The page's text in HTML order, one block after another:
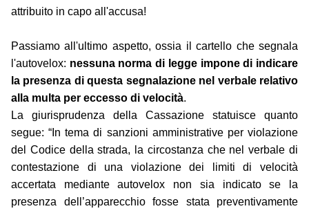
attribuito in capo all'accusa!
Passiamo all'ultimo aspetto, ossia il cartello che segnala
l'autovelox: nessuna norma di legge impone di indicare
la presenza di questa segnalazione nel verbale relativo
alla multa per eccesso di velocità.
La giurisprudenza della Cassazione statuisce quanto
segue: “In tema di sanzioni amministrative per violazione
del Codice della strada, la circostanza che nel verbale di
contestazione di una violazione dei limiti di velocità
accertata mediante autovelox non sia indicato se la
presenza dell’apparecchio fosse stata preventivamente